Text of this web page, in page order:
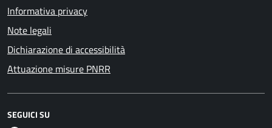
Informativa privacy
Note legali
Dichiarazione di accessibilità
Attuazione misure PNRR
SEGUICI SU